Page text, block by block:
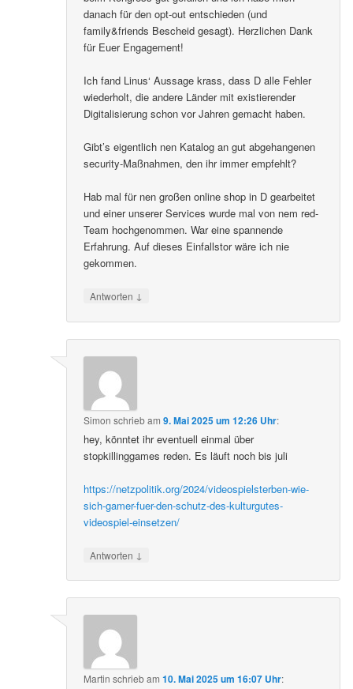
danach für den opt-out entschieden (und
family&friends Bescheid gesagt). Herzlichen Dank
für Euer Engagement!
Ich fand Linus‘ Aussage krass, dass D alle Fehler
wiederholt, die andere Länder mit existierender
Digitalisierung schon vor Jahren gemacht haben.
Gibt’s eigentlich nen Katalog an gut abgehangenen
security-Maßnahmen, den ihr immer empfehlt?
Hab mal für nen großen online shop in D gearbeitet
und einer unserer Services wurde mal von nem red-
Team hochgenommen. War eine spannende
Erfahrung. Auf dieses Einfallstor wäre ich nie
gekommen.
Antworten ↓
Simon schriebam9. Mai 2025 um 12:26 Uhr:
hey, könntet ihr eventuell einmal über
stopkillinggames reden. Es läuft noch bis juli
https://netzpolitik.org/2024/videospielsterben-wie-
sich-gamer-fuer-den-schutz-des-kulturgutes-
videospiel-einsetzen/
Antworten ↓
Martin schriebam10. Mai 2025 um 16:07 Uhr: